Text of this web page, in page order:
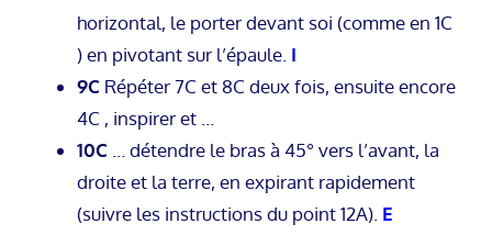
horizontal, le porter devant soi (comme en 1C
) en pivotant sur l’épaule. I
9C Répéter 7C et 8C deux fois, ensuite encore
4C , inspirer et …
10C … détendre le bras à 45° vers l’avant, la
droite et la terre, en expirant rapidement
(suivre les instructions du point 12A). E